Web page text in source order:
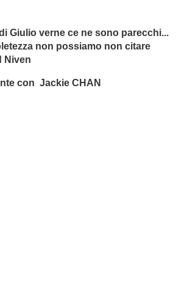
Giulio verne ce ne sono parecchi...
non possiamo non citare
Niven
con Jackie CHAN